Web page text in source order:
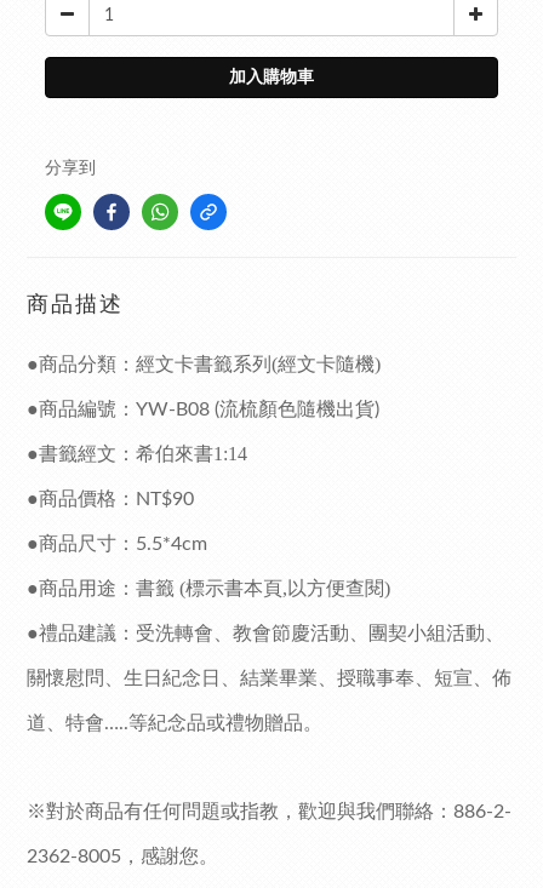
加入購物車
分享到
商品描述
●商品分類：經文卡書籤系列 (經文卡隨機)
●商品編號： YW-B08 (流梳顏色隨機出貨)
●書籤經文 ：希伯來書1:14
●商品價格： NT$90
●商品尺寸： 5.5*4cm
●商品用途：書籤 (標示書本頁,以方便查閱)
●禮品建議：受洗轉會、教會節慶活動、團契小組活動、
關懷慰問、生日紀念日、結業畢業、授職事奉 、短宣、佈
道 特會…..等紀念品或禮物贈品。
※對於商品有任何問題或指教，歡迎與我們聯絡： 886-2-
2362-8005 ，感謝您。